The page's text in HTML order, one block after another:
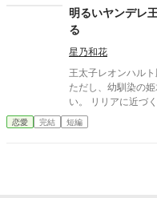
と、わたし自身の
たのそばは、こんなにも、静か
ら最後までハッピ
風味（長命のエル
ロインは絶対に傷
です。幽霊やお化
明るいヤンデレ
る
星乃和花
王太子レオンハル
ただし、幼馴染の
い。 リリアに近づく人にはにこやかに圧をかけ、危うく暴走しか
けることもしばし
引けばぴたりと止まる。 「その嫉妬は、わたしのとこ
恋愛 完結 短編